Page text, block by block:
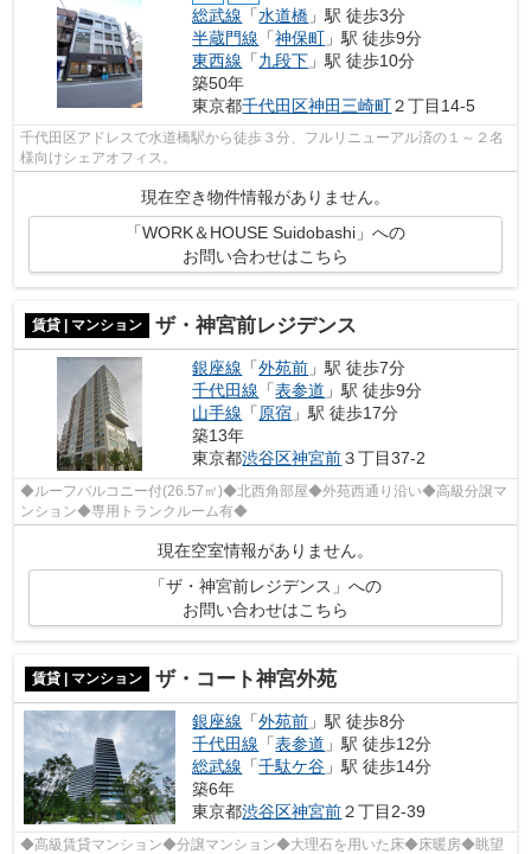
総武線 「水道橋 」駅 徒歩3分
半蔵門線 「神保町 」駅 徒歩9分
東西線 「九段下 」駅 徒歩10分
築50年
東京都千代田区神田三崎町２丁目14-5
千代田区アドレスで水道橋駅から徒歩３分、フルリニューアル済の１～２名
様向けシェアオフィス。
現在空き物件情報がありません。
「WORK＆HOUSE Suidobashi」への
お問い合わせはこちら
賃貸 | マンション ザ・神宮前レジデンス
銀座線 「外苑前 」駅 徒歩7分
千代田線 「表参道 」駅 徒歩9分
山手線 「原宿 」駅 徒歩17分
築13年
東京都渋谷区神宮前３丁目37-2
◆ルーフバルコニー付(26.57㎡)◆北西角部屋◆外苑西通り沿い◆高級分譲マ
ンション◆専用トランクルーム有◆
現在空室情報がありません。
「ザ・神宮前レジデンス」への
お問い合わせはこちら
賃貸 | マンション ザ・コート神宮外苑
銀座線 「外苑前 」駅 徒歩8分
千代田線 「表参道 」駅 徒歩12分
総武線 「千駄ケ谷 」駅 徒歩14分
築6年
東京都渋谷区神宮前２丁目2-39
◆高級賃貸マンション◆分譲マンション◆大理石を用いた床◆床暖房◆眺望